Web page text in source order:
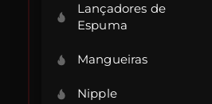
Lançadores de
Espuma
Mangueiras
Nipple